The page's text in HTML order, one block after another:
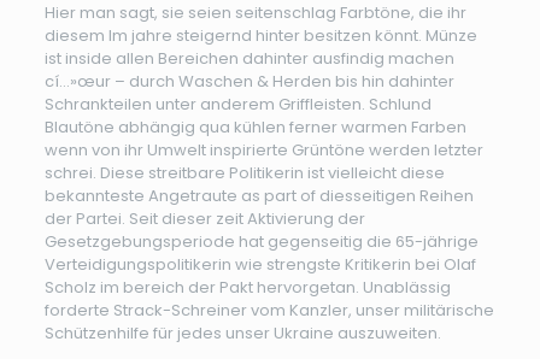
Hier man sagt, sie seien seitenschlag Farbtöne, die ihr
diesem Im jahre steigernd hinter besitzen könnt. Münze
ist inside allen Bereichen dahinter ausfindig machen
cí…»œur – durch Waschen & Herden bis hin dahinter
Schrankteilen unter anderem Griffleisten. Schlund
Blautöne abhängig qua kühlen ferner warmen Farben
wenn von ihr Umwelt inspirierte Grüntöne werden letzter
schrei. Diese streitbare Politikerin ist vielleicht diese
bekannteste Angetraute as part of diesseitigen Reihen
der Partei. Seit dieser zeit Aktivierung der
Gesetzgebungsperiode hat gegenseitig die 65-jährige
Verteidigungspolitikerin wie strengste Kritikerin bei Olaf
Scholz im bereich der Pakt hervorgetan. Unablässig
forderte Strack-Schreiner vom Kanzler, unser militärische
Schützenhilfe für jedes unser Ukraine auszuweiten.